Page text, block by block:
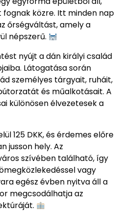
közre. Itt minden nap
őrségváltást, amely a
népszerű.
nyújt a dán királyi család
Látogatása során
személyes tárgyait, ruháit,
és műalkotásait. A
különösen élvezetesek a
125 DKK, és érdemes előre
jusson hely. Az
szívében található, így
vagy
egész évben nyitva áll a
megcsodálhatja az